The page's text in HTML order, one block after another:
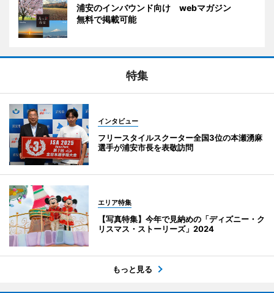
浦安のインバウンド向け webマガジン
無料で掲載可能
特集
インタビュー
フリースタイルスクーター全国3位の本瀬湧麻
選手が浦安市長を表敬訪問
エリア特集
【写真特集】今年で見納めの「ディズニー・ク
リスマス・ストーリーズ」2024
もっと見る